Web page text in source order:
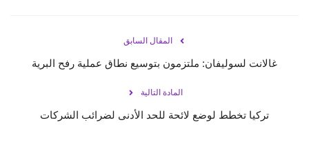
المقال السابق
غالانت لسوليفان: ملتزمون بتوسيع نطاق عملية رفح البرية
المادة التالية
تركيا تخطط لوضع لائحة للحد الأدنى لضرائب الشركات